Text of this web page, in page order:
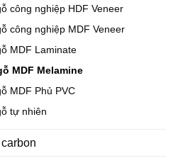
công nghiệp HDF Veneer
công nghiệp MDF Veneer
MDF Laminate
MDF Melamine
MDF Phủ PVC
tự nhiên